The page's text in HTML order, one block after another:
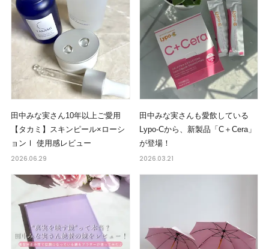
田中みな実さん10年以上ご愛用
【タカミ】スキンピール×ローシ
ョンⅠ 使用感レビュー
2026.06.29
田中みな実さんも愛飲している
Lypo-Cから、新製品「C＋Cera」
が登場！
2026.03.21